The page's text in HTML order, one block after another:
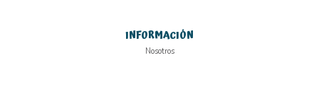
INFORMACIÓN
Nosotros